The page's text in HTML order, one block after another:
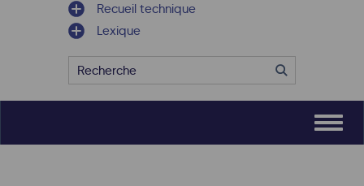
Recueil technique
Lexique